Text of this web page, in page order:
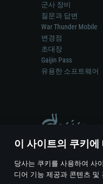
이 사이트의 쿠키에
당사는 쿠키를 사용하여 사
디어 기능 제공과 콘텐츠
군사 장비
질문과 답변
War Thunder Mobile
변경점
초대장
Gaijin Pass
유용한 소프트웨어
게임 에서 어떠한
© 2011—2026 Gaijin
이용 약관